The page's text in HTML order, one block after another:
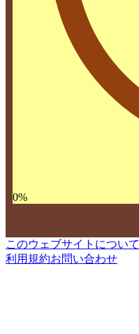
0%
このウェブサイトについて
利用規約お問い合わせ